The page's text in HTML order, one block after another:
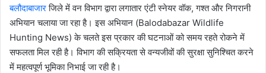
बलौदाबाजारजिले में वन विभाग द्वारा लगातार एंटी स्नेयर वॉक, गश्त और निगरानी
अभियान चलाया जा रहा है। इस अभियान (Balodabazar Wildlife
Hunting News) के चलते इस प्रकार की घटनाओं को समय रहते रोकने में
सफलता मिल रही है। विभाग की सक्रियता से वन्यजीवों की सुरक्षा सुनिश्चित करने
में महत्वपूर्ण भूमिका निभाई जा रही है।